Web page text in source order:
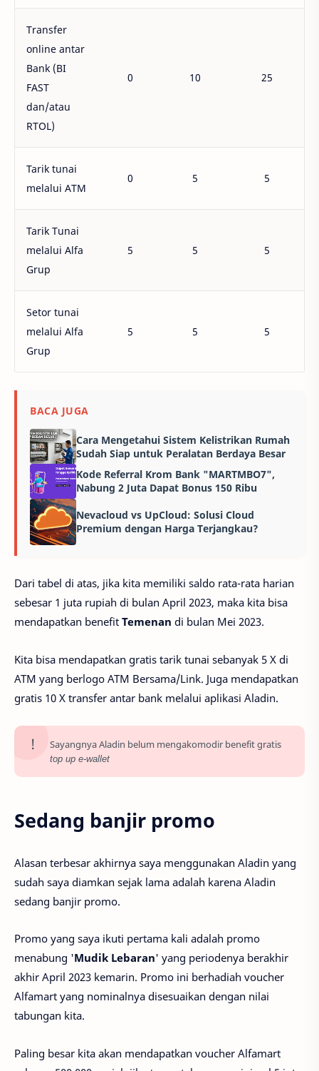
Transfer
online antar
Bank (BI
FAST
dan/atau
RTOL)
0 10 25
Tarik tunai
melalui ATM
0 5 5
Tarik Tunai
melalui Alfa
Grup
5 5 5
Setor tunai
melalui Alfa
Grup
5 5 5
BACA JUGA
Cara Mengetahui Sistem Kelistrikan Rumah
Sudah Siap untuk Peralatan Berdaya Besar
Kode Referral Krom Bank "MARTMBO7",
Nabung 2 Juta Dapat Bonus 150 Ribu
Nevacloud vs UpCloud: Solusi Cloud
Premium dengan Harga Terjangkau?
Dari tabel di atas, jika kita memiliki saldo rata-rata harian
sebesar 1 juta rupiah di bulan April 2023, maka kita bisa
mendapatkan benefit Temenan di bulan Mei 2023.
Kita bisa mendapatkan gratis tarik tunai sebanyak 5 X di
ATM yang berlogo ATM Bersama/Link. Juga mendapatkan
gratis 10 X transfer antar bank melalui aplikasi Aladin.
Sayangnya Aladin belum mengakomodir benefit gratis
top up e-wallet
Sedang banjir promo
Alasan terbesar akhirnya saya menggunakan Aladin yang
sudah saya diamkan sejak lama adalah karena Aladin
sedang banjir promo.
Promo yang saya ikuti pertama kali adalah promo
menabung 'Mudik Lebaran' yang periodenya berakhir
akhir April 2023 kemarin. Promo ini berhadiah voucher
Alfamart yang nominalnya disesuaikan dengan nilai
tabungan kita.
Paling besar kita akan mendapatkan voucher Alfamart